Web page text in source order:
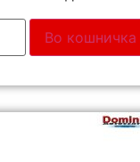
Во кошничка